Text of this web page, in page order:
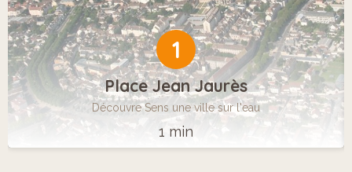
1
Place Jean Jaurès
Découvre Sens une ville sur l'eau
1 min